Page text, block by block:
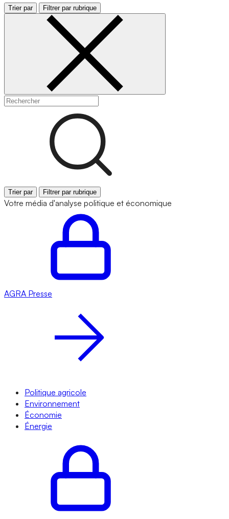
Trier par Filtrer par rubrique
Trier par Filtrer par rubrique
Votre média d'analyse politique et économique
AGRA Presse
Politique agricole
Environnement
Économie
Énergie